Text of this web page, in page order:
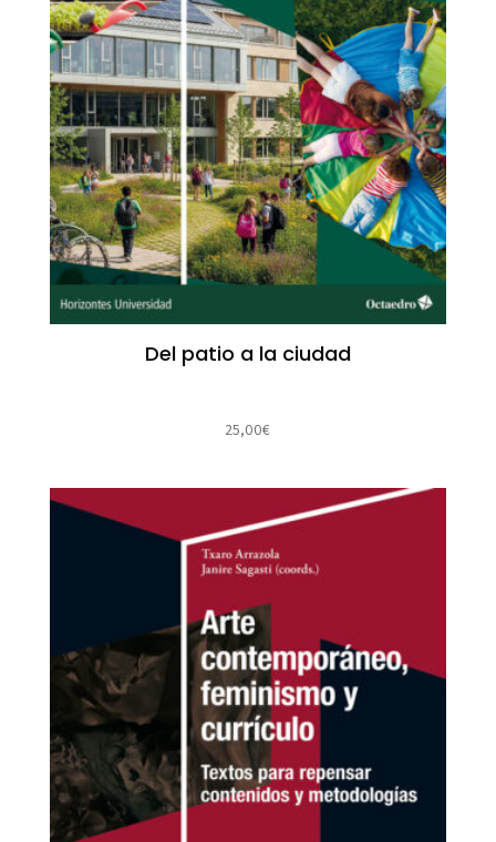
Del patio a la ciudad
25,00€